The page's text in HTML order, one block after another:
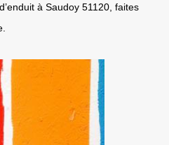
à Saudoy 51120, faites